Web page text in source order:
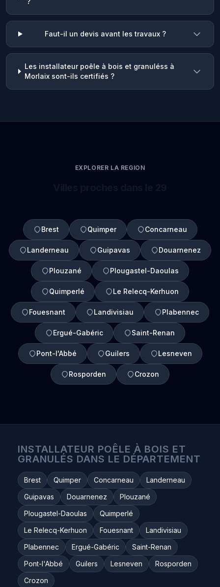
Faut-il un devis avant les travaux ?
Les installateur poêle à bois et granuléss à
Morlaix sont-ils certifiés ?
EXPLORER LA REGION
Brest Quimper Concarneau
Landerneau Guipavas Douarnenez
Plouzané Plougastel-Daoulas
Quimperlé Le Relecq-Kerhuon
Fouesnant Landivisiau Plabennec
Ergué-Gabéric Saint-Renan
Pont-l'Abbé Guilers Lesneven
Rosporden Crozon
INSTALLATEUR POÊLE À BOIS ET
GRANULÉS DANS LE DÉPARTEMENT
Brest Quimper Concarneau
Landerneau
Guipavas
Douarnenez
Plouzané
Plougastel-Daoulas
Quimperlé
Le Relecq-Kerhuon
Fouesnant
Landivisiau
Plabennec
Ergué-Gabéric
Saint-Renan
Pont-l'Abbé
Guilers Lesneven
Rosporden
Crozon